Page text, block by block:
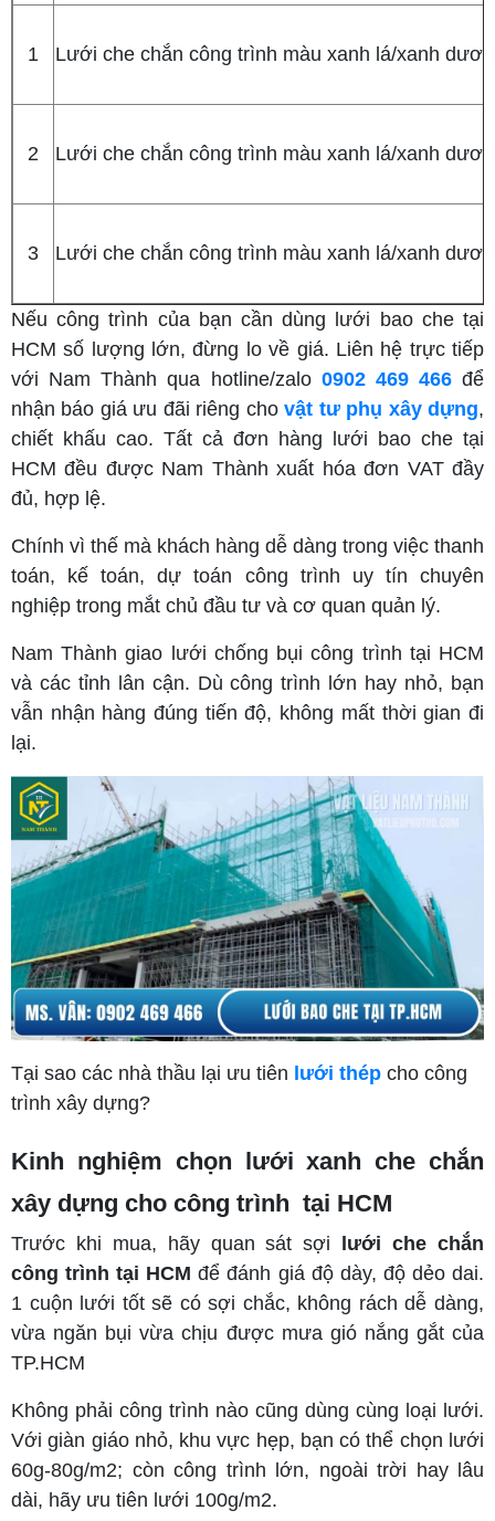
1 Lưới che chắn công trình màu xanh lá/xanh
2 Lưới che chắn công trình màu xanh lá/xanh
3 Lưới che chắn công trình màu xanh lá/xanh
Nếu công trình của bạn cần dùng lưới bao che tại
HCM số lượng lớn, đừng lo về giá. Liên hệ trực tiếp
với Nam Thành qua hotline/zalo 0902 469 466để
nhận báo giá ưu đãi riêng chovật tư phụ xây dựng,
chiết khấu cao. Tất cả đơn hàng lưới bao che tại
HCM đều được Nam Thành xuất hóa đơn VAT đầy
đủ, hợp lệ.
Chính vì thế mà khách hàng dễ dàng trong việc thanh
toán, kế toán, dự toán công trình uy tín chuyên
nghiệp trong mắt chủ đầu tư và cơ quan quản lý.
Nam Thành giao lưới chống bụi công trình tại HCM
và các tỉnh lân cận. Dù công trình lớn hay nhỏ, bạn
vẫn nhận hàng đúng tiến độ, không mất thời gian đi
lại.
Tại sao các nhà thầu lại ưu tiên lưới thép cho công
trình xây dựng?
Kinh nghiệm chọn lưới xanh che chắn
xây dựng cho công trình tại HCM
Trước khi mua, hãy quan sát sợi
lưới che chắn
công trình tại HCM để đánh giá độ dày, độ dẻo dai.
1 cuộn lưới tốt sẽ có sợi chắc, không rách dễ dàng,
vừa ngăn bụi vừa chịu được mưa gió nắng gắt của
TP.HCM
Không phải công trình nào cũng dùng cùng loại lưới.
Với giàn giáo nhỏ, khu vực hẹp, bạn có thể chọn lưới
60g-80g/m2; còn công trình lớn, ngoài trời hay lâu
dài, hãy ưu tiên lưới 100g/m2.